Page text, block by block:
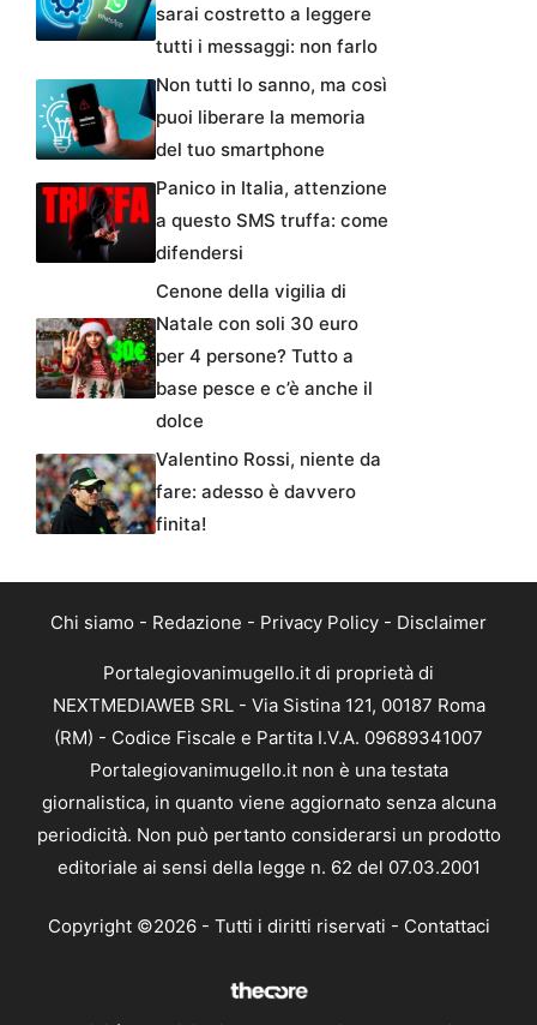
sarai costretto a leggere
tutti i messaggi: non farlo
Non tutti lo sanno, ma così
puoi liberare la memoria
del tuo smartphone
Panico in Italia, attenzione
a questo SMS truffa: come
difendersi
Cenone della vigilia di
Natale con soli 30 euro
per 4 persone? Tutto a
base pesce e c’è anche il
dolce
Valentino Rossi, niente da
fare: adesso è davvero
finita!
Chi siamo - Redazione - Privacy Policy - Disclaimer
Portalegiovanimugello.it di proprietà di
NEXTMEDIAWEB SRL - Via Sistina 121, 00187 Roma
(RM) - Codice Fiscale e Partita I.V.A. 09689341007
Portalegiovanimugello.it non è una testata
giornalistica, in quanto viene aggiornato senza alcuna
periodicità. Non può pertanto considerarsi un prodotto
editoriale ai sensi della legge n. 62 del 07.03.2001
Copyright ©2026 - Tutti i diritti riservati - Contattaci